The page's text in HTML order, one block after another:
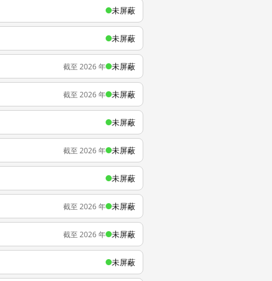
未屏蔽
未屏蔽
截至 2026 年 未屏蔽
截至 2026 年 未屏蔽
未屏蔽
截至 2026 年 未屏蔽
未屏蔽
截至 2026 年 未屏蔽
截至 2026 年 未屏蔽
未屏蔽